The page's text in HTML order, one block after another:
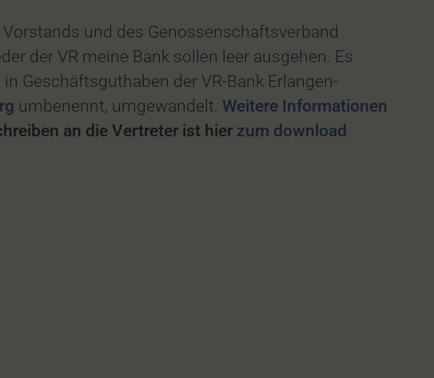
und des Genossenschaftsverband
der VR meine Bank sollen leer ausgehen. Es
Geschäftsguthaben der VR-Bank Erlangen-
umbenennt, umgewandelt. Weitere Informationen
an die Vertreter ist hier zum download